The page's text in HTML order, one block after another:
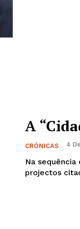
A
CRÓNICAS 4
Na
projectos